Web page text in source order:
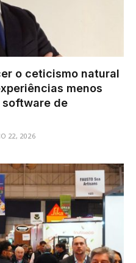
o ceticismo natural
menos
software de
22, 2026